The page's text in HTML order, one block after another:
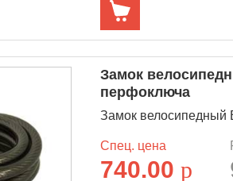
Замок
перфоключа
Замок
Спец. цена
740.00p